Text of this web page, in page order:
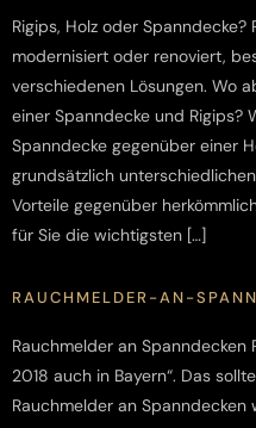
Rigips, Holz oder
modernisiert oder renoviert,
verschiedenen Lösungen. Wo
einer Spanndecke und Rigips?
Spanndecke gegenüber einer
grundsätzlich
Vorteile gegenüber
für Sie die wichtigsten […]
RAUCHMELDER-AN-
Rauchmelder an
2018 auch in Bayern“. Das
Rauchmelder an Spanndecken